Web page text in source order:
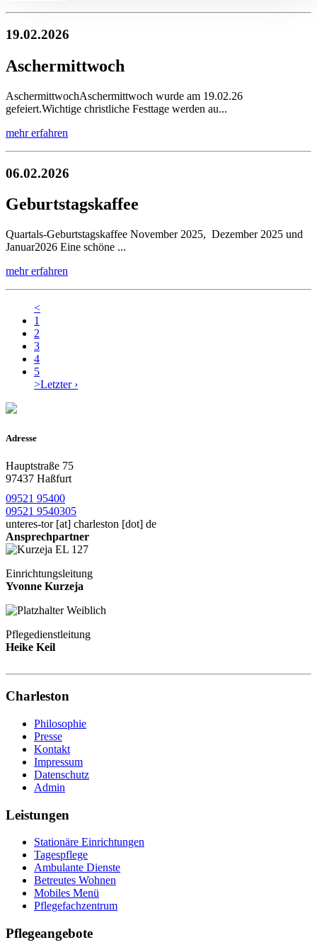
19.02.2026
Aschermittwoch
AschermittwochAschermittwoch wurde am 19.02.26
gefeiert.Wichtige christliche Festtage werden au...
mehr erfahren
06.02.2026
Geburtstagskaffee
Quartals-Geburtstagskaffee November 2025, Dezember 2025 und
Januar2026 Eine schöne ...
mehr erfahren
<
1
2
3
4
5
>Letzter ›
Adresse
Hauptstraße 75
97437 Haßfurt
09521 95400
09521 9540305
unteres-tor[at] charleston [dot] de
Ansprechpartner
Einrichtungsleitung
Yvonne Kurzeja
Pflegedienstleitung
Heike Keil
Charleston
Philosophie
Presse
Kontakt
Impressum
Datenschutz
Admin
Leistungen
Stationäre Einrichtungen
Tagespflege
Ambulante Dienste
Betreutes Wohnen
Mobiles Menü
Pflegefachzentrum
Pflegeangebote